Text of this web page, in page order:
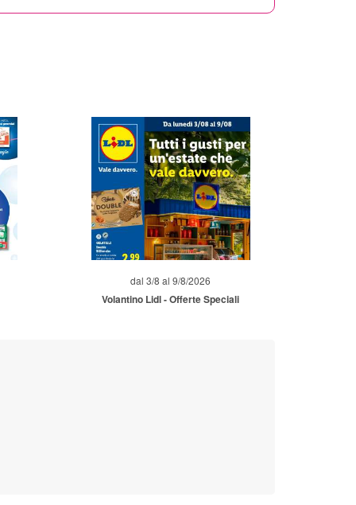
dal 3/8 al 9/8/2026
Volantino Lidl - Offerte Speciali